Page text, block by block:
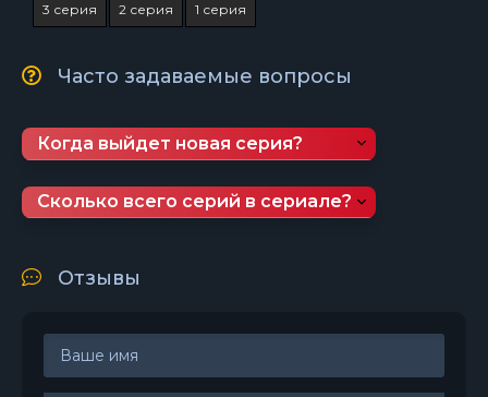
3 серия 2 серия 1 серия
Часто задаваемые вопросы
Когда выйдет новая серия?
Сколько всего серий в сериале?
Отзывы